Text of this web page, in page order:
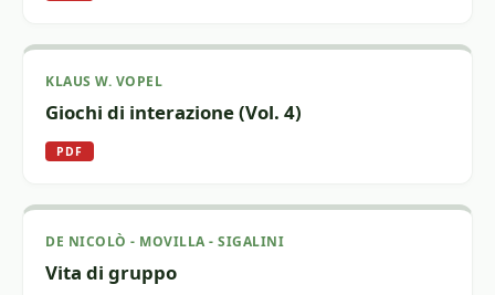
KLAUS W. VOPEL
Giochi di interazione (Vol. 4)
PDF
DE NICOLÒ - MOVILLA - SIGALINI
Vita di gruppo